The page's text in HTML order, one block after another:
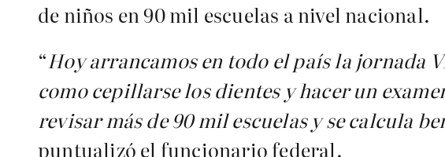
de niños en 90 mil escuelas a nivel nacional.
“Hoy arrancamos en todo el país la jornada
como cepillarse los dientes y hacer un
revisar más de 90 mil escuelas y se calcula
puntualizó el funcionario federal.